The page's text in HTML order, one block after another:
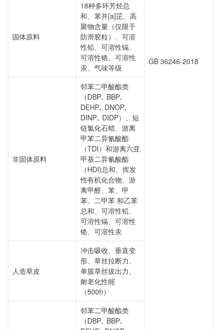
GB 36246-2018
固体原料
18种多环芳烃总
和、苯并[a]芘、高
聚物含量（仅限于
防滑胶粒）、可溶
性铅、可溶性镉、
可溶性铬、可溶性
汞、气味等级
非固体原料
邻苯二甲酸酯类
（DBP､ BBP､
DEHP､ DNOP､
DINP､ DIDP）、短
链氯化石蜡、游离
甲苯二异氰酸酯
（TDI）和游离六亚
甲基二异氰酸酯
（HDI)总和、挥发
性有机化合物、游
离甲醛、苯、甲
苯、二甲苯 和乙苯
总和、可溶性铅、
可溶性镉、可溶性
铬、可溶性汞
人造草皮
冲击吸收、垂直变
形、草丝拉断力、
单簇草丝拔出力、
耐老化性能
（500h）
邻苯二甲酸酯类
（DBP､ BBP､